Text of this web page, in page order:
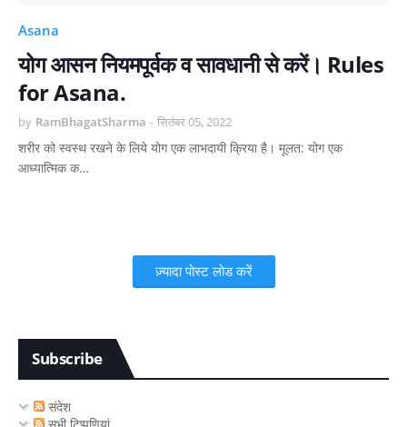
Asana
योग आसन नियमपूर्वक व सावधानी से करें। Rules
for Asana.
by RamBhagatSharma - सितंबर 05, 2022
शरीर को स्वस्थ रखने के लिये योग एक लाभदायी क्रिया है। मूलत: योग एक
आध्यात्मिक क…
ज़्यादा पोस्ट लोड करें
Subscribe
संदेश